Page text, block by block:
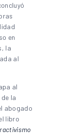
en
la
al
al
la
abogado
libro